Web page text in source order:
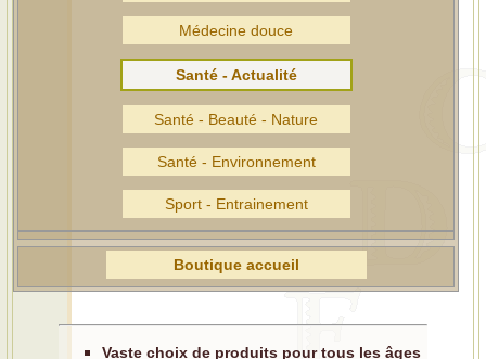
Médecine douce
Santé - Actualité
Santé - Beauté - Nature
Santé - Environnement
Sport - Entrainement
Boutique accueil
Vaste choix de produits pour tous les âges